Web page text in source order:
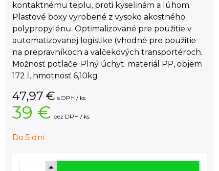
kontaktnému teplu, proti kyselinám a lúhom.
Plastové boxy vyrobené z vysoko akostného
polypropylénu. Optimalizované pre použitie v
automatizovanej logistike (vhodné pre použitie
na prepravníkoch a valčekových transportéroch.
Možnosť potlače. Plný úchyt. materiál PP, objem
172 l, hmotnosť 6,10kg
47,97 € s DPH / ks
39 € bez DPH / ks
Do 5 dní